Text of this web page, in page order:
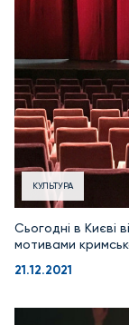
КУЛЬТУРА
Сьогодні в Києві
мотивами
21.12.2021